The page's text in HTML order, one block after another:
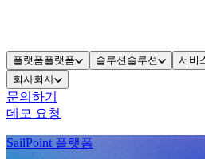
플랫폼플랫폼 솔루션 솔루션 서비
회사회사
문의하기
데모 요청
SailPoint 플랫폼